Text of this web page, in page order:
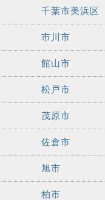
千葉市美浜区
市川市
館山市
松戸市
茂原市
佐倉市
旭市
柏市